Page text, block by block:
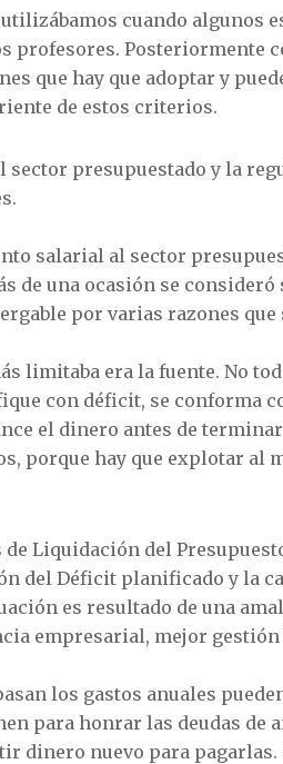
cuando algunos
profesores. Posteriormente
que hay que adoptar y
de estos criterios.
presupuestado y la
salarial al sector
de una ocasión se
por varias razones que
limitaba era la fuente. No
con déficit, se conforma
el dinero antes de
porque hay que explotar al
Liquidación del
del Déficit planificado y la
es resultado de una
empresarial, mejor
los gastos anuales
para honrar las deudas de
dinero nuevo para